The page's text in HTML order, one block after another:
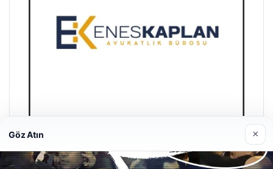
Enes Kaplan Avukatlık Bürosu
Göz Atın ×